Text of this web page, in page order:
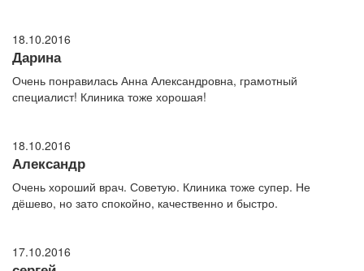
18.10.2016
Дарина
Очень понравилась Анна Александровна, грамотный
специалист! Клиника тоже хорошая!
18.10.2016
Александр
Очень хороший врач. Советую. Клиника тоже супер. Не
дёшево, но зато спокойно, качественно и быстро.
17.10.2016